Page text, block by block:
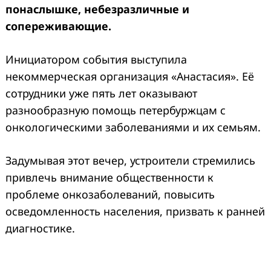
понаслышке, небезразличные и
сопереживающие.
Инициатором события выступила
некоммерческая организация «Анастасия». Её
сотрудники уже пять лет оказывают
разнообразную помощь петербуржцам с
онкологическими заболеваниями и их семьям.
Задумывая этот вечер, устроители стремились
привлечь внимание общественности к
проблеме онкозаболеваний, повысить
осведомленность населения, призвать к ранней
диагностике.